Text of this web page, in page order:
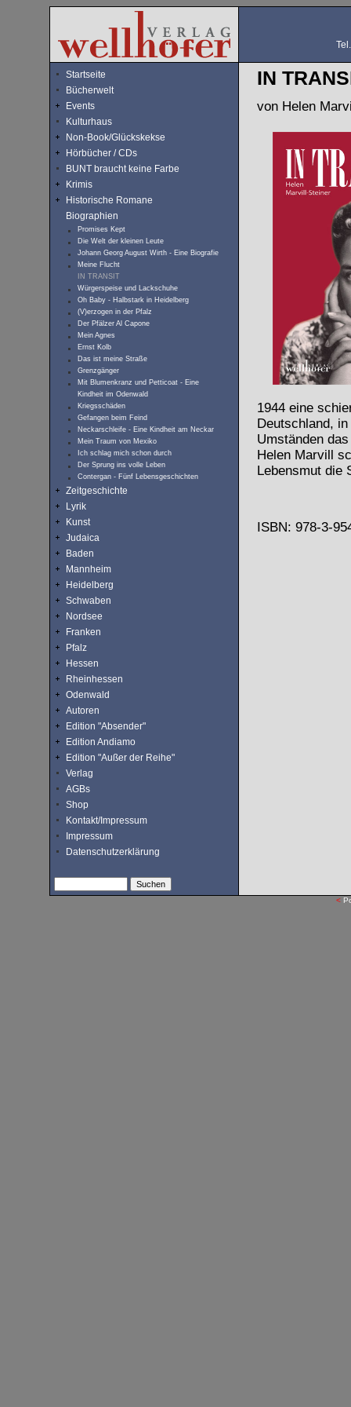
Startseite
Bücherwelt
Events
Kulturhaus
Non-Book/Glückskekse
Hörbücher / CDs
BUNT braucht keine Farbe
Krimis
Historische Romane
Biographien
Promises Kept
Die Welt der kleinen Leute
Johann Georg August Wirth - Eine Biografie
Meine Flucht
IN TRANSIT
Würgerspeise und Lackschuhe
Oh Baby - Halbstark in Heidelberg
(V)erzogen in der Pfalz
Der Pfälzer Al Capone
Mein Agnes
Ernst Kolb
Das ist meine Straße
Grenzgänger
Mit Blumenkranz und Petticoat - Eine
Kindheit im Odenwald
Kriegsschäden
Gefangen beim Feind
Neckarschleife - Eine Kindheit am Neckar
Mein Traum von Mexiko
Ich schlag mich schon durch
Der Sprung ins volle Leben
Contergan - Fünf Lebensgeschichten
Zeitgeschichte
Lyrik
Kunst
Judaica
Baden
Mannheim
Heidelberg
Schwaben
Nordsee
Franken
Pfalz
Hessen
Rheinhessen
Odenwald
Autoren
Edition "Absender"
Edition Andiamo
Edition "Außer der Reihe"
Verlag
AGBs
Shop
Kontakt/Impressum
Impressum
Datenschutzerklärung
IN
von Helen
1944 eine
Deutschland,
Umständen
Helen Marvill
Lebensmut die
ISBN: 978-3-
<